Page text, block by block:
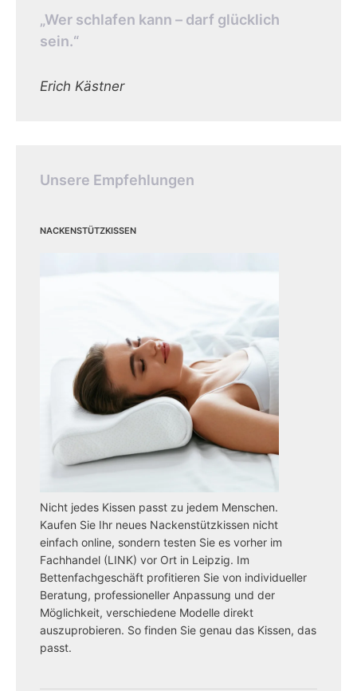
„Wer schlafen kann – darf glücklich
sein.“
Erich Kästner
Unsere Empfehlungen
Nackenstützkissen
Nicht jedes Kissen passt zu jedem Menschen.
Kaufen Sie Ihr neues Nackenstützkissen nicht
einfach online, sondern testen Sie es vorher im
Fachhandel (LINK) vor Ort in Leipzig. Im
Bettenfachgeschäft profitieren Sie von individueller
Beratung, professioneller Anpassung und der
Möglichkeit, verschiedene Modelle direkt
auszuprobieren. So finden Sie genau das Kissen, das
passt.